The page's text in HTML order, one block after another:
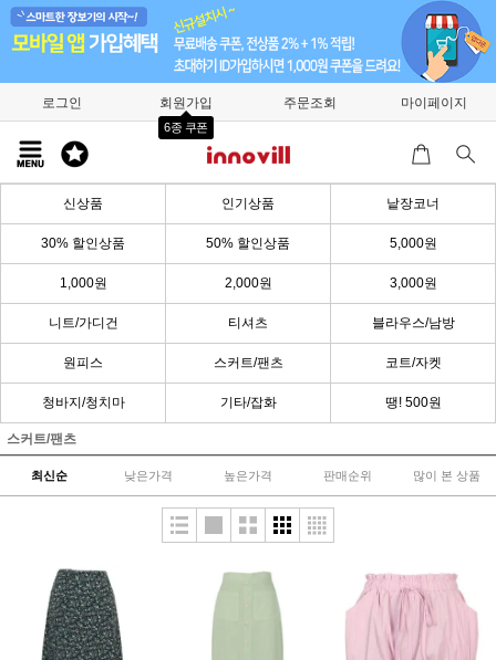
로그인 회원가입
6종 쿠폰
주문조회 마이페이지
신상품 인기상품 낱장코너
30% 할인상품 50% 할인상품 5,000원
1,000원 2,000원 3,000원
니트/가디건 티셔츠 블라우스/남방
원피스 스커트/팬츠 코트/자켓
청바지/청치마 기타/잡화 땡! 500원
스커트/팬츠
최신순 낮은가격 높은가격 판매순위 많이 본 상품